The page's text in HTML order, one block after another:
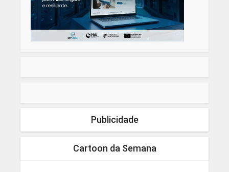
Publicidade
Cartoon da Semana